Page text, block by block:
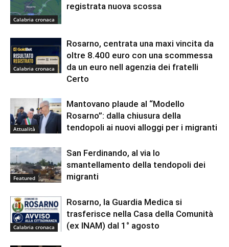
Calabria cronaca
registrata nuova scossa
Calabria cronaca
Rosarno, centrata una maxi vincita da
oltre 8.400 euro con una scommessa
da un euro nell agenzia dei fratelli
Certo
Attualità
Mantovano plaude al “Modello
Rosarno”: dalla chiusura della
tendopoli ai nuovi alloggi per i migranti
Featured
San Ferdinando, al via lo
smantellamento della tendopoli dei
migranti
Calabria cronaca
Rosarno, la Guardia Medica si
trasferisce nella Casa della Comunità
(ex INAM) dal 1° agosto